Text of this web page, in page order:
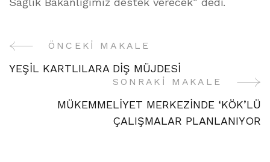
YazıÖNCEKI MAKALE
YEŞİL KARTLILARA DİŞ MÜJDESİ
SONRAKI MAKALE
MÜKEMMELİYET MERKEZİNDE ‘KÖK’LÜ
ÇALIŞMALAR PLANLANIYOR